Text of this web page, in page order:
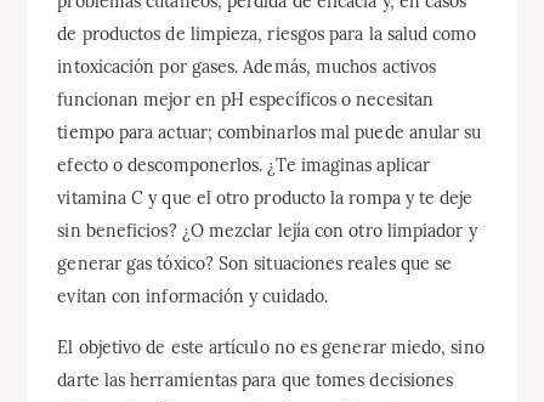
de productos de limpieza, riesgos para la salud como
intoxicación por gases. Además, muchos activos
funcionan mejor en pH específicos o necesitan
tiempo para actuar; combinarlos mal puede anular su
efecto o descomponerlos. ¿Te imaginas aplicar
vitamina C y que el otro producto la rompa y te deje
sin beneficios? ¿O mezclar lejía con otro limpiador y
generar gas tóxico? Son situaciones reales que se
evitan con información y cuidado.
El objetivo de este artículo no es generar miedo, sino
darte las herramientas para que tomes decisiones